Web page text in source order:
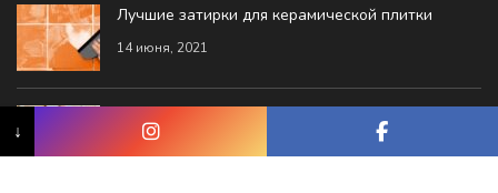
Лучшие затирки для керамической плитки
14 июня, 2021
↓